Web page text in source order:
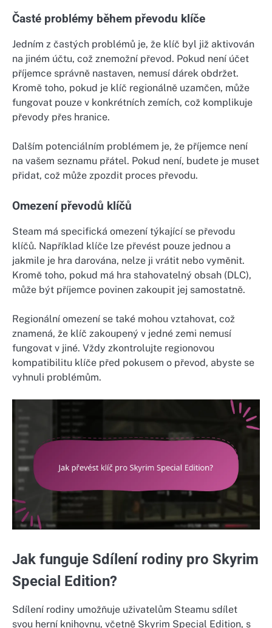
Časté problémy během převodu klíče
Jedním z častých problémů je, že klíč byl již aktivován
na jiném účtu, což znemožní převod. Pokud není účet
příjemce správně nastaven, nemusí dárek obdržet.
Kromě toho, pokud je klíč regionálně uzamčen, může
fungovat pouze v konkrétních zemích, což komplikuje
převody přes hranice.
Dalším potenciálním problémem je, že příjemce není
na vašem seznamu přátel. Pokud není, budete je muset
přidat, což může zpozdit proces převodu.
Omezení převodů klíčů
Steam má specifická omezení týkající se převodu
klíčů. Například klíče lze převést pouze jednou a
jakmile je hra darována, nelze ji vrátit nebo vyměnit.
Kromě toho, pokud má hra stahovatelný obsah (DLC),
může být příjemce povinen zakoupit jej samostatně.
Regionální omezení se také mohou vztahovat, což
znamená, že klíč zakoupený v jedné zemi nemusí
fungovat v jiné. Vždy zkontrolujte regionovou
kompatibilitu klíče před pokusem o převod, abyste se
vyhnuli problémům.
Jak funguje Sdílení rodiny pro Skyrim
Special Edition?
Sdílení rodiny umožňuje uživatelům Steamu sdílet
svou herní knihovnu, včetně Skyrim Special Edition, s